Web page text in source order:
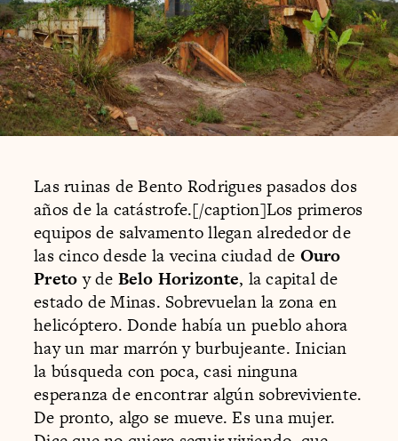
Las ruinas de Bento Rodrigues pasados dos
años de la catástrofe.[/caption]Los primeros
equipos de salvamento llegan alrededor de
las cinco desde la vecina ciudad de Ouro
Pretoy de Belo Horizonte, la capital de
estado de Minas. Sobrevuelan la zona en
helicóptero. Donde había un pueblo ahora
hay un mar marrón y burbujeante. Inician
la búsqueda con poca, casi ninguna
esperanza de encontrar algún sobreviviente.
De pronto, algo se mueve. Es una mujer.